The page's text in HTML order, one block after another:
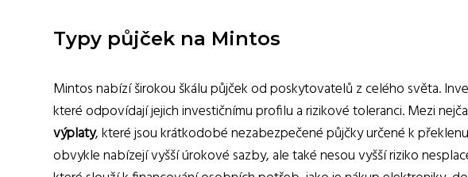
Typy půjček na Mintos
Mintos nabízí širokou škálu půjček od poskytovatelů z celého světa.
které odpovídají jejich investičnímu profilu a rizikové toleranci. Mezi
výplaty, které jsou krátkodobé nezabezpečené půjčky určené k
obvykle nabízejí vyšší úrokové sazby, ale také nesou vyšší riziko